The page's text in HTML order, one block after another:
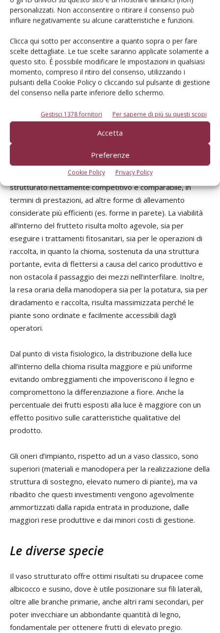
personalizzati. Non acconsentire o ritirare il consenso può
influire negativamente su alcune caratteristiche e funzioni.
Clicca qui sotto per acconsentire a quanto sopra o per fare
scelte dettagliate. Le tue scelte saranno applicate solamente a
questo sito. È possibile modificare le impostazioni in qualsiasi
momento, compreso il ritiro del consenso, utilizzando i
pulsanti della Cookie Policy o cliccando sul pulsante di gestione
del consenso nella parte inferiore dello schermo.
Gestisci 1378 fornitori Per saperne di più su questi scopi
Accetta
Preferenze
Cookie Policy Privacy Policy
Albicocco in allevamento
Il vaso strutturato è al passo con i
L’aumento della densità d’impianto e l’utilizzo delle
macchine nelle varie fasi di coltivazione rendono il vaso
strutturato nettamente competitivo e comparabile, in
termini di prestazioni, ad altre forme di allevamento
considerate più efficienti (es. forme in parete). La viabilità
all’interno del frutteto risulta molto agevole, sia per
eseguire i trattamenti fitosanitari, sia per le operazioni di
raccolta, in quanto la chioma, sostenuta da una struttura
portante, evita di flettersi a causa del carico produttivo e
non ostacola il passaggio dei mezzi nell’interfilare. Inoltre,
la resa oraria della manodopera sia per la potatura, sia per
diradamento e raccolta, risulta massimizzata perché le
piante sono ordinate e facilmente accessibili dagli
operatori.
Dal punto di vista fisiologico, la distribuzione della luce
all’interno della chioma risulta maggiore e più uniforme
evitando ombreggiamenti che impoveriscono il legno e
compromettono la differenziazione a fiore. Anche la
percentuale dei frutti esposti alla luce è maggiore con un
effetto positivo sulle caratteristiche qualitative del
prodotto.
Gli oneri d’impianto, rispetto ad un a vaso classico, sono
superiori (materiali e manodopera per la realizzazione della
struttura di sostegno, elevato numero di piante), ma va
ribadito che questi investimenti vengono agevolmente
ammortizzati dalla rapida entrata in produzione, dalle
maggiori rese produttive e dai minori costi di gestione.
Le diverse specie
Il vaso strutturato offre ottimi risultati su drupacee come
albicocco e susino, dove è utile posizionare sui fili laterali,
oltre alle branche primarie, anche altri rami secondari, per
poter invecchiare un abbondante quantità di legno,
fondamentale per ottenere frutti di elevato pregio.